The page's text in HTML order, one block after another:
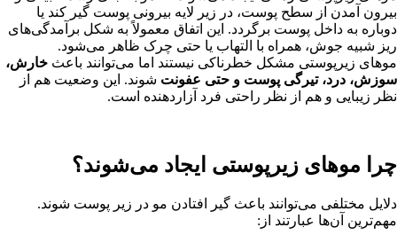
بیرون آمدن از سطح پوست، در زیر لایه بیرونی پوست گیر کند یا
دوباره به داخل پوست برگردد. این اتفاق معمولاً به شکل برآمدگی‌های
ریز شبیه جوش، همراه با التهاب یا حتی چرک ظاهر می‌شود.
موهای زیرپوستی مشکل خطرناکی نیستند اما می‌توانند باعث خارش،
سوزش، درد، تیرگی پوست و حتی عفونت شوند. این وضعیت هم از
نظر زیبایی و هم از نظر راحتی فرد آزاردهنده است.
چرا موهای زیرپوستی ایجاد می‌شوند؟
دلایل مختلفی می‌توانند باعث گیر افتادن مو در زیر پوست شوند.
مهم‌ترین آن‌ها عبارتند از: